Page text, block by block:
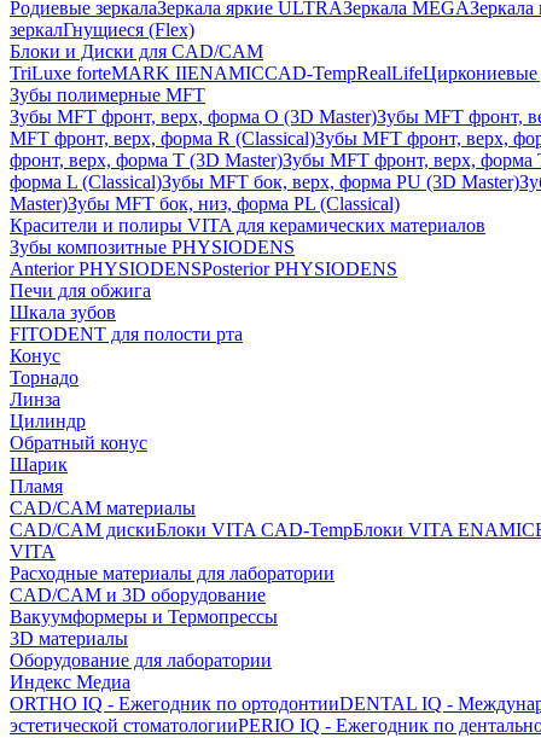
Родиевые зеркалаЗеркала яркие ULTRAЗеркала MEGAЗеркала
зеркалГнущиеся (Flex)
Блоки и Диски для CAD/CAM
TriLuxe forteMARK IIENAMICCAD-TempRealLifeЦиркониевые
Зубы полимерные MFT
Зубы MFT фронт, верх, форма O (3D Master)Зубы MFT фронт,
MFT фронт, верх, форма R (Classical)Зубы MFT фронт, верх,
фронт, верх, форма T (3D Master)Зубы MFT фронт, верх, форма
форма L (Classical)Зубы MFT бок, верх, форма PU (3D Master)
Master)Зубы MFT бок, низ, форма PL (Classical)
Красители и полиры VITA для керамических материалов
Зубы композитные PHYSIODENS
Anterior PHYSIODENSPosterior PHYSIODENS
Печи для обжига
Шкала зубов
FITODENT для полости рта
Конус
Торнадо
Линза
Цилиндр
Обратный конус
Шарик
Пламя
CAD/CAM материалы
CAD/CAM дискиБлоки VITA CAD-TempБлоки VITA ENAMIC
VITA
Расходные материалы для лаборатории
CAD/CAM и 3D оборудование
Вакуумформеры и Термопрессы
3D материалы
Оборудование для лаборатории
Индекс Медиа
ORTHO IQ - Ежегодник по ортодонтииDENTAL IQ -
эстетической стоматологииPERIO IQ - Ежегодник по